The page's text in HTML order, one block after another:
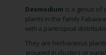
Desmodium is a genus of
plants in the family
with a pantropical
They are herbaceous
grouped in clusters or